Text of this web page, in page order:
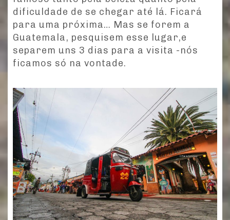
dificuldade de se chegar até lá. Ficará
para uma próxima… Mas se forem a
Guatemala, pesquisem esse lugar,e
separem uns 3 dias para a visita -nós
ficamos só na vontade.